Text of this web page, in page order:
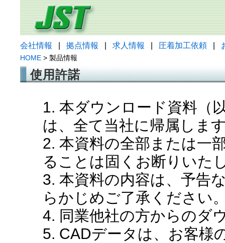
会社情報 拠点情報 求人情報 圧着加工依頼
HOME > 製品情報
使用許諾
1. 本ダウンロード資料（
は、全て当社に帰属しま
2. 本資料の全部または一
ることは固くお断りいた
3. 本資料の内容は、予告
らかじめご了承ください
4. 同業他社の方からのダ
5. CADデータは、お客様